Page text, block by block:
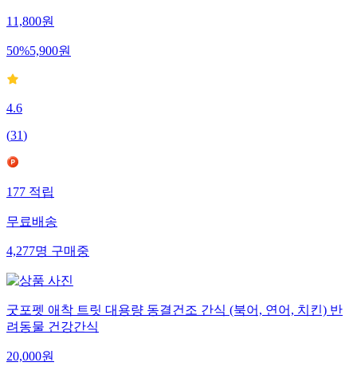
11,800원
50%5,900원
4.6
(31)
177 적립
무료배송
4,277명 구매중
굿포펫 애착 트릿 대용량 동결건조 간식 (북어, 연어, 치킨) 반
려동물 건강간식
20,000원